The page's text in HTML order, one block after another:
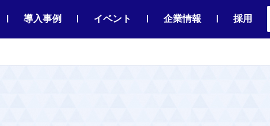
| 導入事例 | イベント | 企業情報 | 採用